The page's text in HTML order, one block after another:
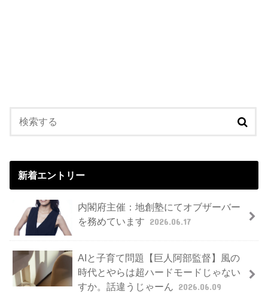
新着エントリー
内閣府主催：地創塾にてオブザーバー
を務めています 2026.06.17
AIと子育て問題【巨人阿部監督】風の
時代とやらは超ハードモードじゃない
すか。話違うじゃーん 2026.06.09